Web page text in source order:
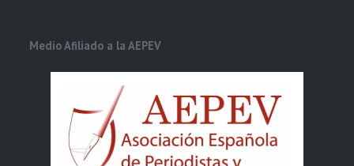
Medio Afiliado a la AEPEV